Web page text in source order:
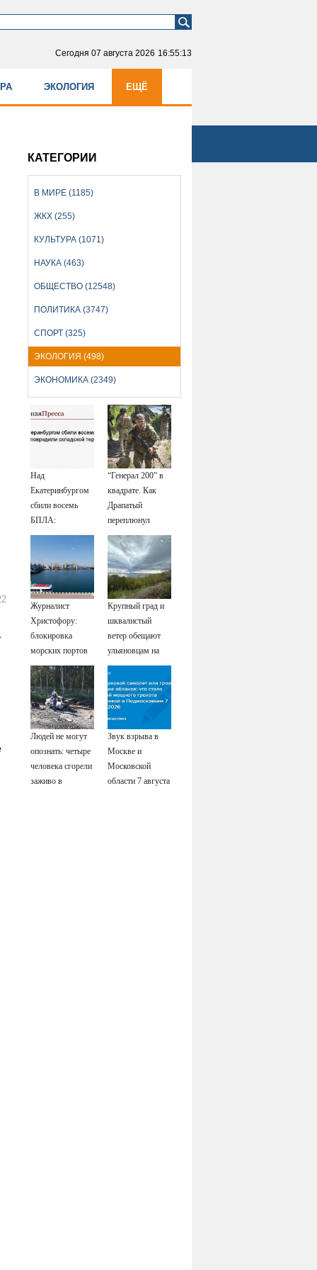
Сегодня 07 августа 2026 16:55:14
ЭКОЛОГИЯ ЕЩЁ
КАТЕГОРИИ
В МИРЕ (1185)
ЖКХ (255)
КУЛЬТУРА (1071)
НАУКА (463)
ОБЩЕСТВО (12548)
ПОЛИТИКА (3747)
СПОРТ (325)
ЭКОЛОГИЯ (498)
ЭКОНОМИКА (2349)
Над
Екатеринбургом
сбили восемь
БПЛА:
эвакуированы
800 сотрудников
Wildberries
“Генерал 200” в
квадрате. Как
Драпатый
переплюнул
Сырского
Журналист
Христофору:
блокировка
морских портов
— катастрофа
для Украины
Крупный град и
шквалистый
ветер обещают
ульяновцам на
выходные
Людей не могут
опознать: четыре
человека сгорели
заживо в
Звук взрыва в
Москве и
Московской
области 7 августа